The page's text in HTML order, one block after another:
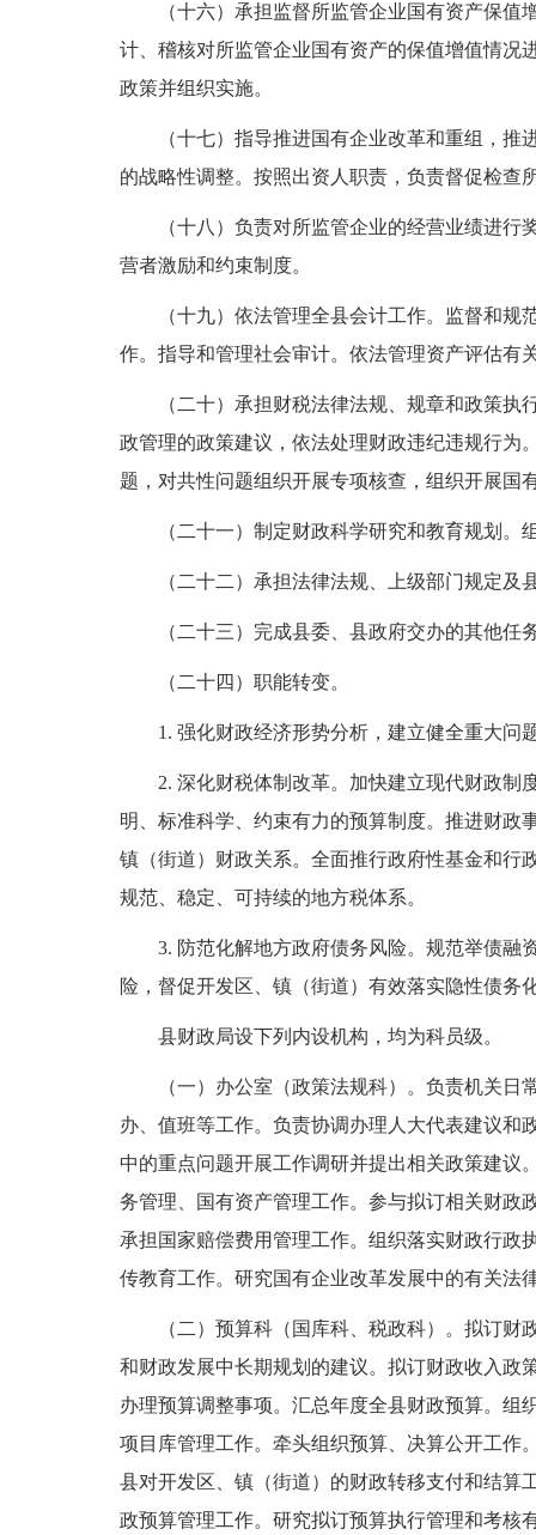
（十六）承担监督所监管企业国有资产保
计、稽核对所监管企业国有资产的保值增值情况
政策并组织实施。
（十七）指导推进国有企业改革和重组，
的战略性调整。按照出资人职责，负责督促检查
（十八）负责对所监管企业的经营业绩进
营者激励和约束制度。
（十九）依法管理全县会计工作。监督和
作。指导和管理社会审计。依法管理资产评估有
（二十）承担财税法律法规、规章和政策
政管理的政策建议，依法处理财政违纪违规行为
题，对共性问题组织开展专项核查，组织开展国
（二十一）制定财政科学研究和教育规划
（二十二）承担法律法规、上级部门规定
（二十三）完成县委、县政府交办的其他任
（二十四）职能转变。
1. 强化财政经济形势分析，建立健全重大问
2. 深化财税体制改革。加快建立现代财政制
明、标准科学、约束有力的预算制度。推进财政
镇（街道）财政关系。全面推行政府性基金和行
规范、稳定、可持续的地方税体系。
3. 防范化解地方政府债务风险。规范举债融
险，督促开发区、镇（街道）有效落实隐性债务
县财政局设下列内设机构，均为科员级。
（一）办公室（政策法规科）。负责机关
办、值班等工作。负责协调办理人大代表建议和
中的重点问题开展工作调研并提出相关政策建议
务管理、国有资产管理工作。参与拟订相关财政
承担国家赔偿费用管理工作。组织落实财政行政
传教育工作。研究国有企业改革发展中的有关法
（二）预算科（国库科、税政科）。拟订
和财政发展中长期规划的建议。拟订财政收入政
办理预算调整事项。汇总年度全县财政预算。组
项目库管理工作。牵头组织预算、决算公开工作
县对开发区、镇（街道）的财政转移支付和结算
政预算管理工作。研究拟订预算执行管理和考核